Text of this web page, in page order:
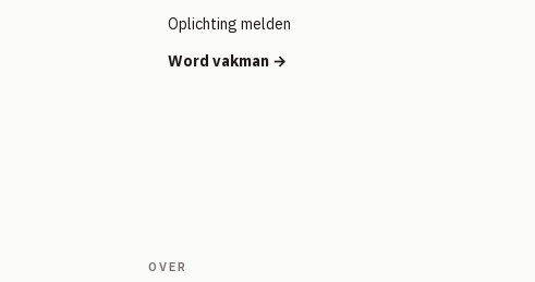
Oplichting melden
Word vakman →
OVER